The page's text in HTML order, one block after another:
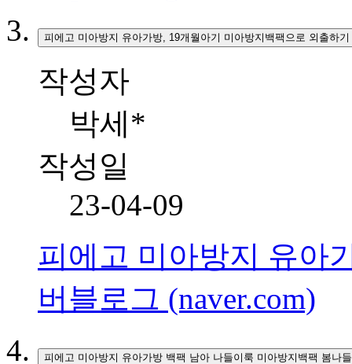
피에고 미아방지 유아가방, 19개월아기 미아방지백팩으로 외출하기
작성자
박세*
작성일
23-04-09
피에고 미아방지 유아
버블로그 (naver.com)
피에고 미아방지 유아가방 백팩 남아 나들이룩 미아방지백팩 봄나